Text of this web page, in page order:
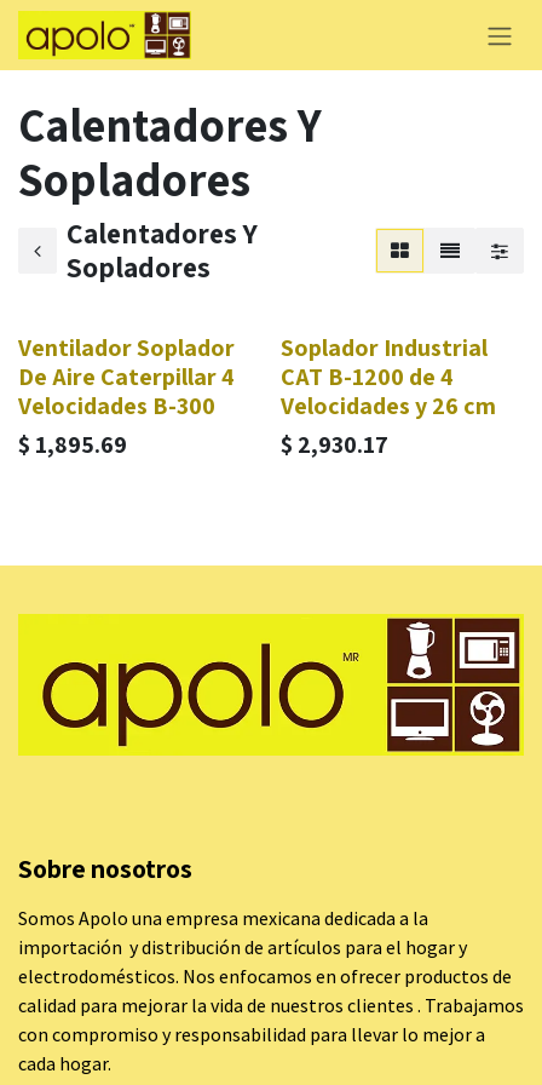
Skip to Content
Calentadores Y
Sopladores
Calentadores Y
Sopladores
Ventilador Soplador
De Aire Caterpillar 4
Velocidades B-300
$ 1,895.69
Soplador Industrial
CAT B-1200 de 4
Velocidades y 26 cm
$ 2,930.17
Sobre nosotros
Somos Apolo una empresa mexicana dedicada a la
importación y distribución de artículos para el hogar y
electrodomésticos. Nos enfocamos en ofrecer productos de
calidad para mejorar la vida de nuestros clientes . Trabajamos
con compromiso y responsabilidad para llevar lo mejor a
cada hogar.